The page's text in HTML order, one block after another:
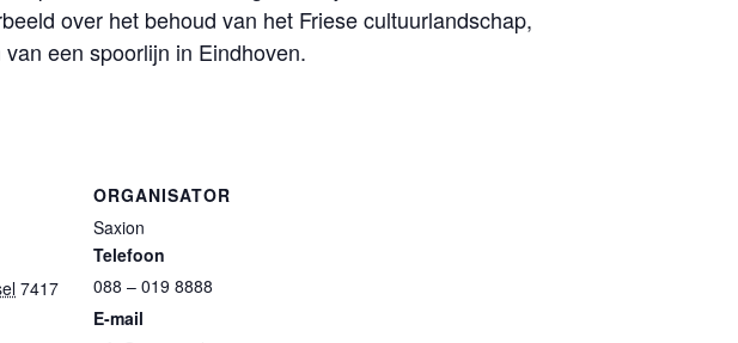
over het behoud van het Friese cultuurlandschap,
een spoorlijn in Eindhoven.
7417
ORGANISATOR
Saxion
Telefoon
088 – 019 8888
E-mail